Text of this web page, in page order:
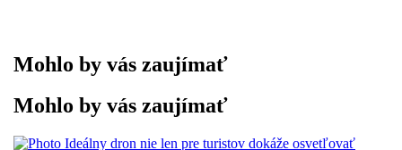
Mohlo by vás zaujímať
Mohlo by vás zaujímať